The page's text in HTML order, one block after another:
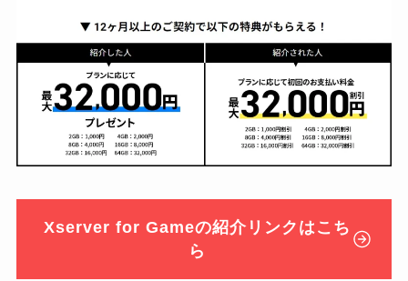
Xserver for Gameの紹介リンクはこち
ら